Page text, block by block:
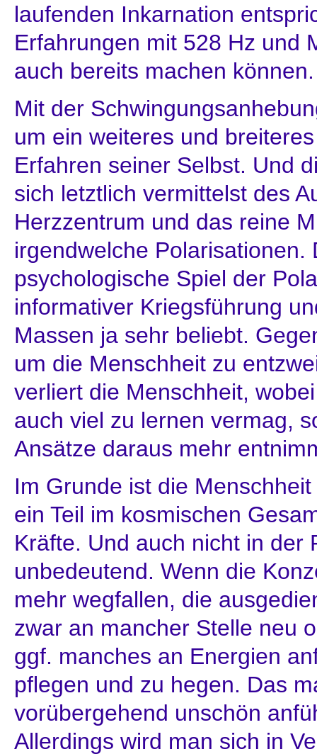
laufenden Inkarnation
Erfahrungen mit 528 Hz und
auch bereits machen können.
Mit der
um ein weiteres und
Erfahren seiner Selbst. Und
sich letztlich vermittelst des
Herzzentrum und das reine
irgendwelche Polarisationen.
psychologische Spiel der
informativer Kriegsführung
Massen ja sehr beliebt.
um die Menschheit zu
verliert die Menschheit,
auch viel zu lernen vermag,
Ansätze daraus mehr
Im Grunde ist die
ein Teil im kosmischen
Kräfte. Und auch nicht in der
unbedeutend. Wenn die
mehr wegfallen, die
zwar an mancher Stelle neu
ggf. manches an Energien
pflegen und zu hegen. Das
vorübergehend unschön
Allerdings wird man sich in